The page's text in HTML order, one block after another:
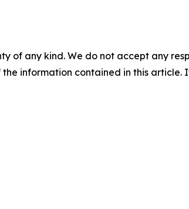
of any kind. We do not accept any
information contained in this